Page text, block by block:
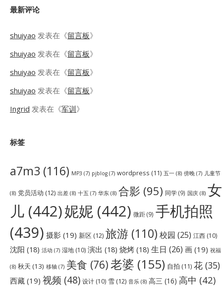
最新评论
shuiyao 发表在《留言板》
shuiyao 发表在《留言板》
shuiyao 发表在《留言板》
shuiyao 发表在《留言板》
Ingrid 发表在《军训》
标签
a7m3 (116) MP3 (7) pjblog (7) wordpress (11) 五一 (8) 傍晚 (7) 儿童节
(8) 党员活动 (12) 出差 (8) 十五 (7) 华东 (8) 合影 (95) 同学(9) 国庆 (8) 女
儿 (442)妮妮 (442) 微距(9) 手机拍照
(439) 摄影 (19) 新区 (12) 旅游 (110) 校园 (25) 江西 (10)
沈阳 (18) 活动 (7) 湿地 (10) 演出 (18) 烧烤 (18) 生日 (26) 画 (19) 祝福
(8) 秋天 (13) 移轴 (7) 美食 (76)老婆 (155) 自拍 (11) 花 (35)
西藏 (19) 视频 (48) 设计 (10) 雪 (12) 音乐 (8) 高三 (16) 高中 (42)